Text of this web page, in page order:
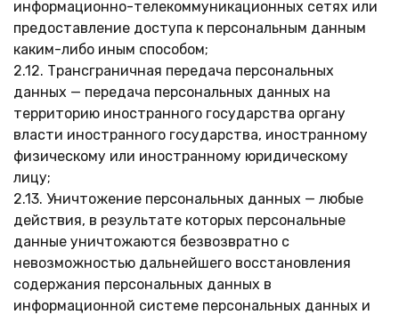
информационно-телекоммуникационных сетях или
предоставление доступа к персональным данным
каким-либо иным способом;
2.12. Трансграничная передача персональных
данных — передача персональных данных на
территорию иностранного государства органу
власти иностранного государства, иностранному
физическому или иностранному юридическому
лицу;
2.13. Уничтожение персональных данных — любые
действия, в результате которых персональные
данные уничтожаются безвозвратно с
невозможностью дальнейшего восстановления
содержания персональных данных в
информационной системе персональных данных и